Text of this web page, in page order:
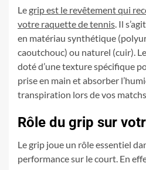
Legrip est le revêtement qui
votre raquette de tennis . Il
en matériau synthétique
caoutchouc) ou naturel (cuir).
doté d’une texture spécifique
prise en main et absorber
transpiration lors de vos matchs.
Rôle du grip sur
Le grip joue un rôle essentiel
performance sur le court. En